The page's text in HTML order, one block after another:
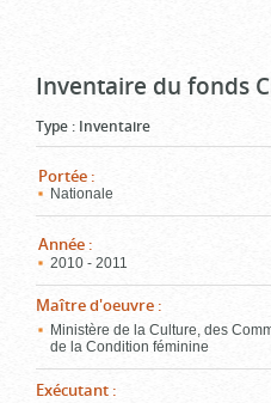
Inventaire du fonds
Type : Inventaire
Portée :
Nationale
Année :
2010 - 2011
Maître d'oeuvre :
Ministère de la Culture, des
de la Condition féminine
Exécutant :